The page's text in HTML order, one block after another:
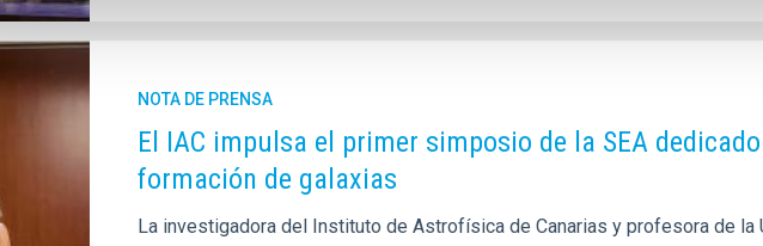
NOTA DE PRENSA
El IAC impulsa el primer simposio de la SEA
formación de galaxias
La investigadora del Instituto de Astrofísica de Canarias y profesora de la